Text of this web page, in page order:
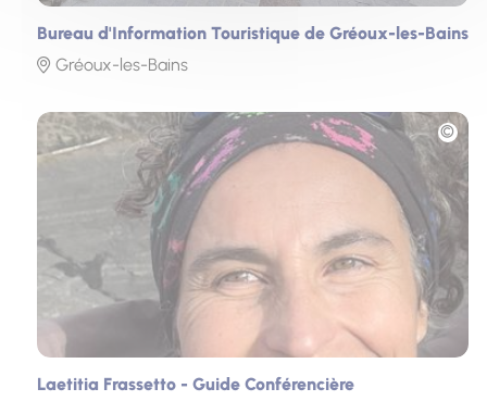
Bureau d'Information Touristique de Gréoux-les-Bains
Gréoux-les-Bains
Laetitia Frassetto - Guide Conférencière
Photo